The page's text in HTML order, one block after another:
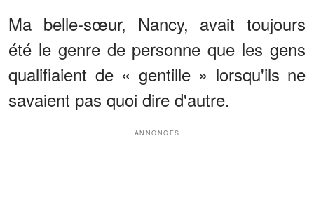
Ma belle-sœur, Nancy, avait toujours
été le genre de personne que les gens
qualifiaient de « gentille » lorsqu'ils ne
savaient pas quoi dire d'autre.
ANNONCES